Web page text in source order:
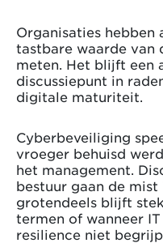
Organisaties hebben
tastbare waarde van
meten. Het blijft een
discussiepunt in
digitale maturiteit.
Cyberbeveiliging
vroeger behuisd
het management.
bestuur gaan de
grotendeels blijft
termen of wanneer
resilience niet